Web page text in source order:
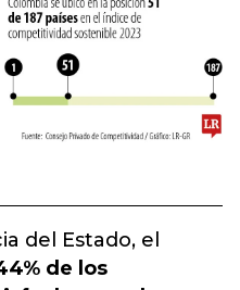
del Estado, el
de los